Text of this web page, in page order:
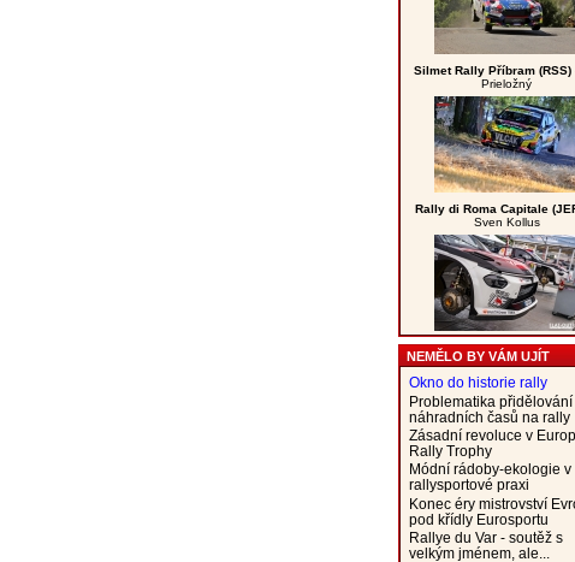
Silmet Rally Příbram (RSS)
Prieložný
Rally di Roma Capitale
Sven Kollus
NEMĚLO BY VÁM UJÍT
Okno do historie rally
Problematika přidělování
náhradních časů na rally
Zásadní revoluce v
Rally Trophy
Módní rádoby-ekologie v
rallysportové praxi
Konec éry mistrovství
pod křídly Eurosportu
Rallye du Var - soutěž s
velkým jménem, ale...